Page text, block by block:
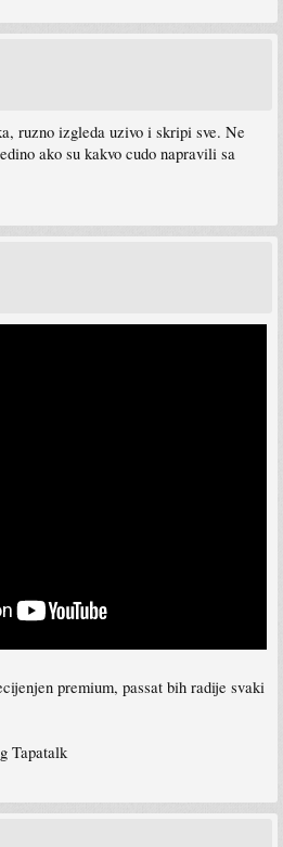
ruzno izgleda uzivo i skripi sve. Ne
ako su kakvo cudo napravili sa
premium, passat bih radije svaki
Tapatalk